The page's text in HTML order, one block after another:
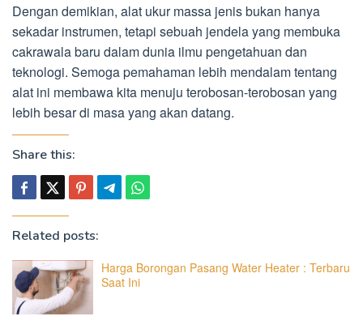
Dengan demikian, alat ukur massa jenis bukan hanya
sekadar instrumen, tetapi sebuah jendela yang membuka
cakrawala baru dalam dunia ilmu pengetahuan dan
teknologi. Semoga pemahaman lebih mendalam tentang
alat ini membawa kita menuju terobosan-terobosan yang
lebih besar di masa yang akan datang.
Share this:
Related posts:
Harga Borongan Pasang Water Heater : Terbaru
Saat Ini